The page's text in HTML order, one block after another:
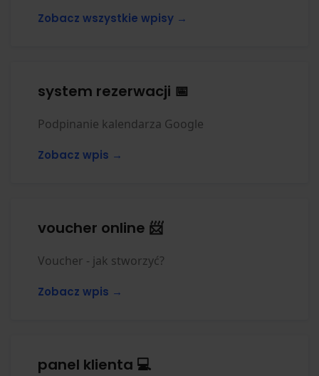
Zobacz wszystkie wpisy →
system rezerwacji 📅
Podpinanie kalendarza Google
Zobacz wpis →
voucher online 📨
Voucher - jak stworzyć?
Zobacz wpis →
panel klienta 💻